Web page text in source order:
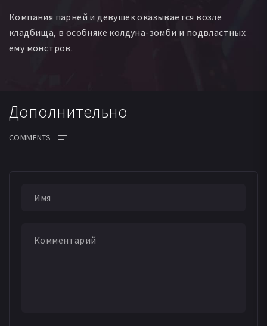
Компания парней и девушек оказывается возле
кладбища, в особняке колдуна-зомби и подвластных
ему монстров.
Дополнительно